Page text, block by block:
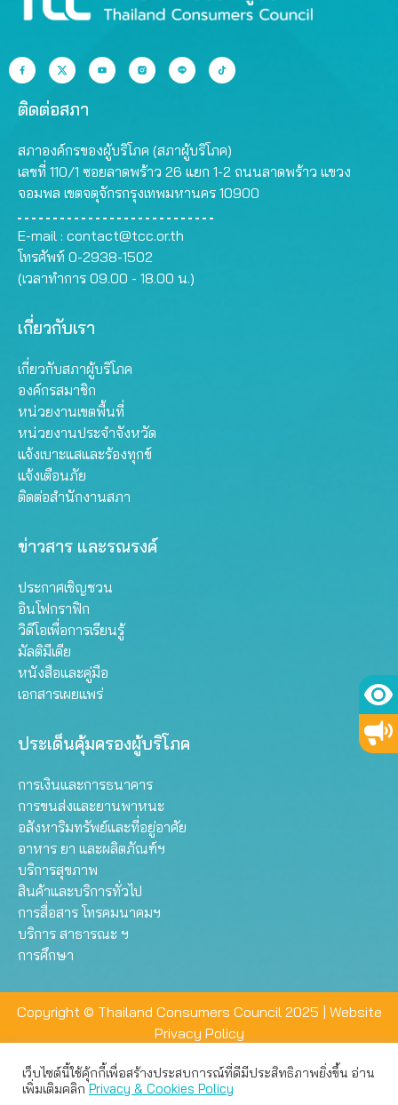
ติดต่อสภา
สภาองค์กรของผู้บริโภค (สภาผู้บริโภค)
เลขที่ 110/1 ซอยลาดพร้าว 26 แยก 1-2 ถนนลาดพร้าว แขวง
จอมพล เขตจตุจักรกรุงเทพมหานคร 10900
E-mail : contact@tcc.or.th
โทรศัพท์ 0-2938-1502
(เวลาทำการ 09.00 - 18.00 น.)
เกี่ยวกับเรา
เกี่ยวกับสภาผู้บริโภค
องค์กรสมาชิก
หน่วยงานเขตพื้นที่
หน่วยงานประจำจังหวัด
แจ้งเบาะแสและร้องทุกข์
แจ้งเตือนภัย
ติดต่อสำนักงานสภา
ข่าวสาร และรณรงค์
ประกาศเชิญชวน
อินโฟกราฟิก
วิดีโอเพื่อการเรียนรู้
มัลติมีเดีย
หนังสือและคู่มือ
เอกสารเผยแพร่
ประเด็นคุ้มครองผู้บริโภค
การเงินและการธนาคาร
การขนส่งและยานพาหนะ
อสังหาริมทรัพย์และที่อยู่อาศัย
อาหาร ยา และผลิตภัณฑ์ฯ
บริการสุขภาพ
สินค้าและบริการทั่วไป
การสื่อสาร โทรคมนาคมฯ
บริการ สาธารณะ ฯ
การศึกษา
Copyright © Thailand Consumers Council 2025 | Website
Privacy Policy
เว็บไซต์นี้ใช้คุ้กกี้เพื่อสร้างประสบการณ์ที่ดีมีประสิทธิภาพยิ่งขึ้น อ่าน
เพิ่มเติมคลิกPrivacy & Cookies Policy
เว็บไซต์นี้ใช้คุกกี้เพื่อมอบประสบการณ์การใช้งานที่ดีให้แก่ท่าน คุณ
สามารถเลือกตั้งค่าความเป็นส่วนตัวได้